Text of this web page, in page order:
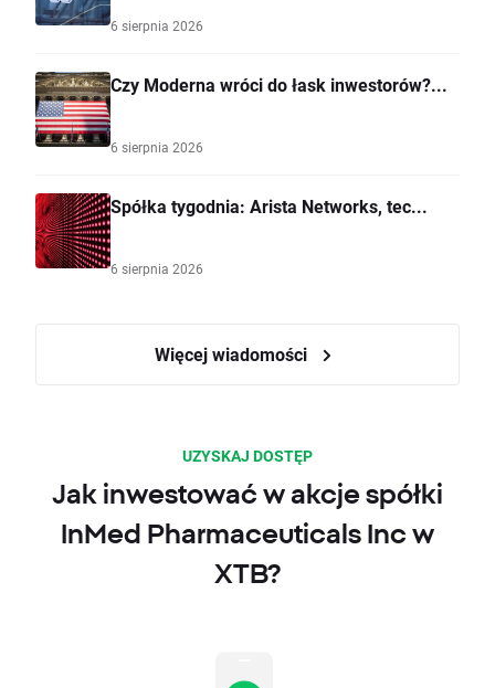
6 sierpnia 2026
Czy Moderna wróci do łask inwestorów?...
6 sierpnia 2026
Spółka tygodnia: Arista Networks, tec...
6 sierpnia 2026
Więcej wiadomości
UZYSKAJ DOSTĘP
Jak inwestować w akcje spółki
InMed Pharmaceuticals Inc w
XTB?